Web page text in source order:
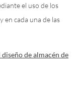
el uso de los
en cada una de las
de almacén de